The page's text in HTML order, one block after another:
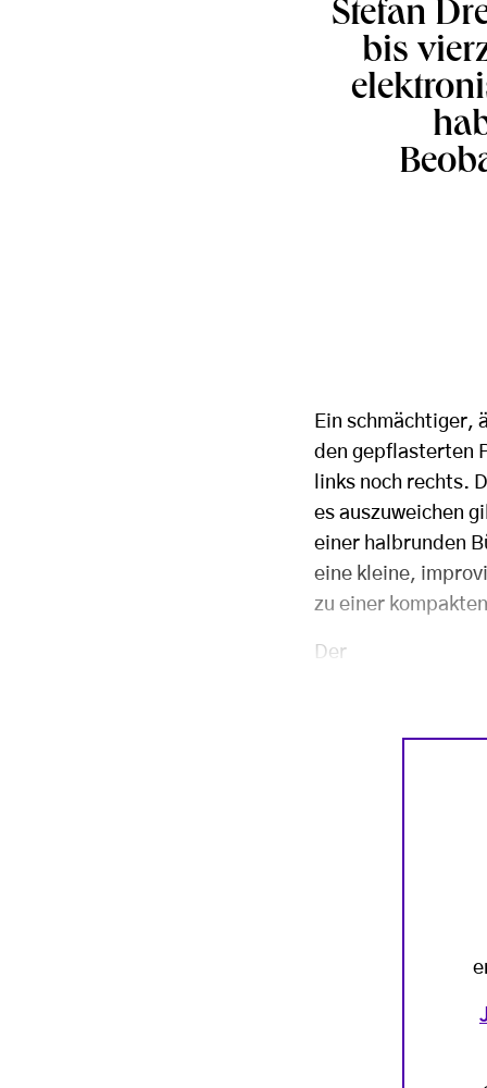
Stefan
bis
Ein schmächtiger,
den gepflasterten
links noch rechts.
es auszuweichen
einer halbrunden
eine kleine,
zu einer
Der